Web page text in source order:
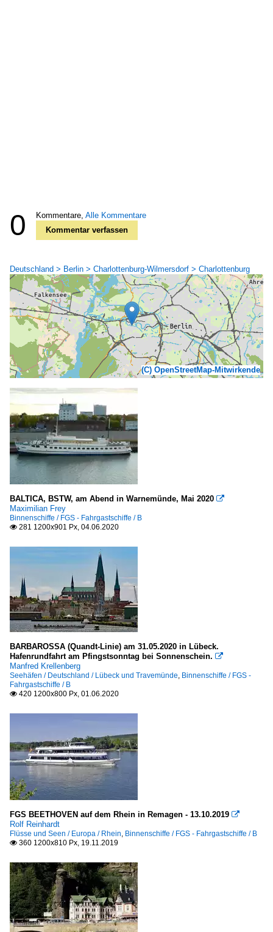
0 Kommentare, Alle Kommentare
Kommentar verfassen
Deutschland > Berlin > Charlottenburg-Wilmersdorf > Charlottenburg
(C) OpenStreetMap-Mitwirkende
BALTICA, BSTW, am Abend in Warnemünde, Mai 2020 
Maximilian Frey
Binnenschiffe / FGS - Fahrgastschiffe / B
 281 1200x901 Px, 04.06.2020
BARBAROSSA (Quandt-Linie) am 31.05.2020 in Lübeck.
Hafenrundfahrt am Pfingstsonntag bei Sonnenschein. 
Manfred Krellenberg
Seehäfen / Deutschland / Lübeck und Travemünde, Binnenschiffe / FGS -
Fahrgastschiffe / B
 420 1200x800 Px, 01.06.2020
FGS BEETHOVEN auf dem Rhein in Remagen - 13.10.2019 
Rolf Reinhardt
Flüsse und Seen / Europa / Rhein, Binnenschiffe / FGS - Fahrgastschiffe / B
 360 1200x810 Px, 19.11.2019